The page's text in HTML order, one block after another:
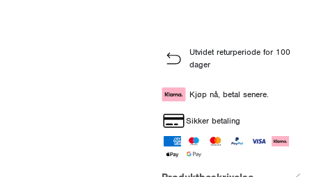
Utvidet returperiode for 100
dager
Kjøp nå, betal senere.
Sikker betaling